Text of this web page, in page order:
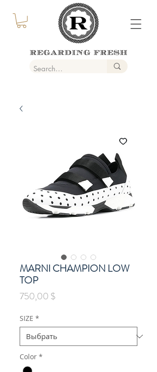
MARNI CHAMPION LOW
TOP
750,00 $Цена
SIZE *
Color *